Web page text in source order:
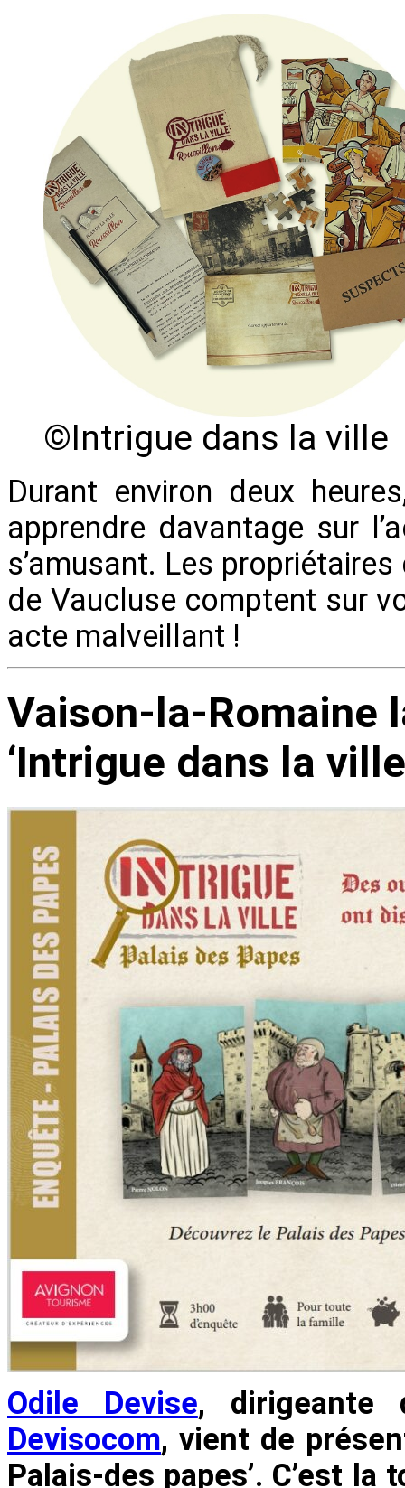
©Intrigue dans la ville
Durant environ deux
apprendre davantage sur
s’amusant. Les
de Vaucluse comptent sur
acte malveillant !
Vaison-la-Romaine
‘Intrigue dans la
Odile Devise, dirigeante
Devisocom, vient de
Palais-des papes’. C’est